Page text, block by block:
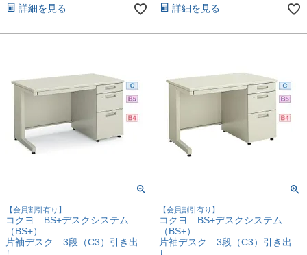
詳細を見る 詳細を見る
【会員割引有り】
コクヨ BS+デスクシステム
（BS+）
片袖デスク 3段（C3）引き出
【会員割引有り】
コクヨ BS+デスクシステム
（BS+）
片袖デスク 3段（C3）引き出